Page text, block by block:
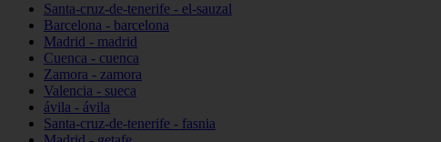
Santa-cruz-de-tenerife - el-sauzal
Barcelona - barcelona
Madrid - madrid
Cuenca - cuenca
Zamora - zamora
Valencia - sueca
ávila - ávila
Santa-cruz-de-tenerife - fasnia